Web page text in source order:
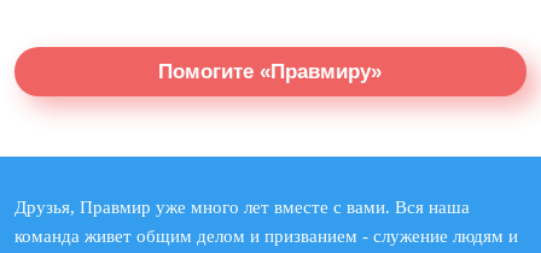
Помогите «Правмиру»
Друзья, Правмир уже много лет вместе с вами. Вся наша
команда живет общим делом и призванием - служение людям и